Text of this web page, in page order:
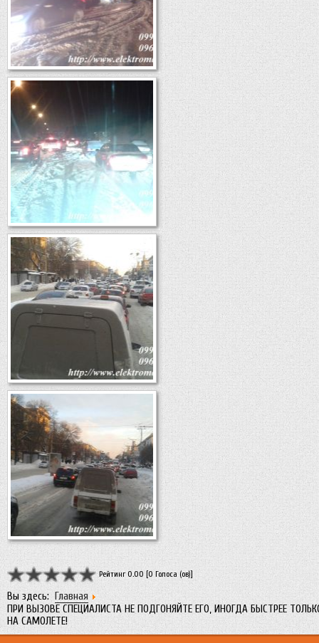
Рейтинг 0.00 [0 Голоса (ов)]
Вы здесь: Главная
ПРИ ВЫЗОВЕ СПЕЦИАЛИСТА НЕ ПОДГОНЯЙТЕ ЕГО, ИНОГДА БЫСТРЕЕ
НА САМОЛЕТЕ!